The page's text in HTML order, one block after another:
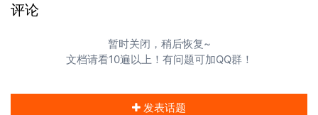
评论
暂时关闭，稍后恢复~
文档请看10遍以上！有问题可加QQ群！
发表话题